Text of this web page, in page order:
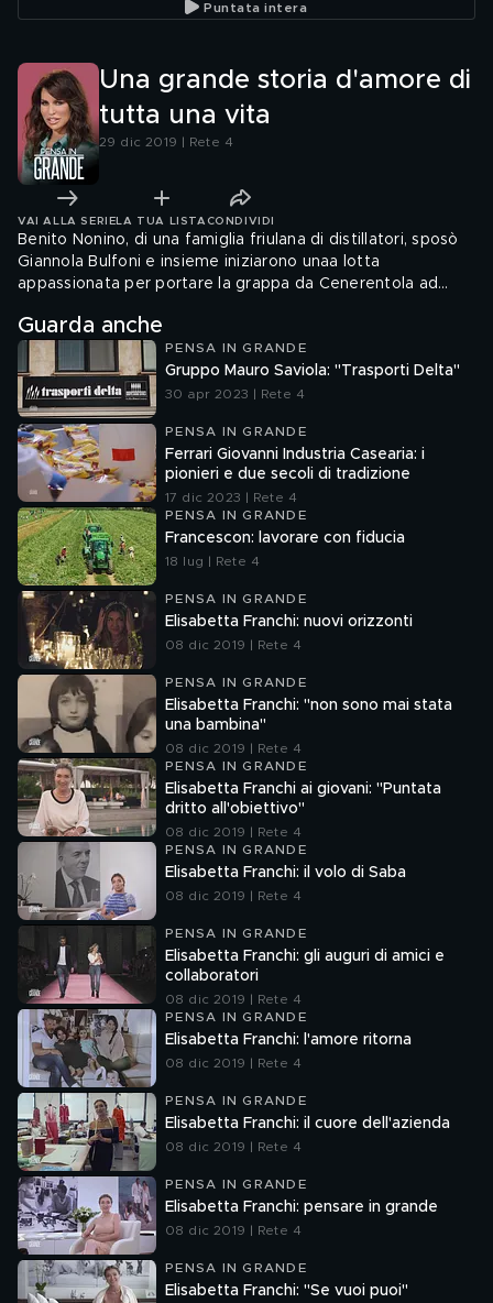
Puntata intera
Una grande storia d'amore di
tutta una vita
29 dic 2019 | Rete 4
VAI ALLA SERIE LA TUA LISTA CONDIVIDI
Benito Nonino, di una famiglia friulana di distillatori, sposò
Giannola Bulfoni e insieme iniziarono unaa lotta
appassionata per portare la grappa da Cenerentola ad
Guarda anche
PENSA IN GRANDE
Gruppo Mauro Saviola: "Trasporti Delta"
30 apr 2023 | Rete 4
PENSA IN GRANDE
Ferrari Giovanni Industria Casearia: i
pionieri e due secoli di tradizione
17 dic 2023 | Rete 4
PENSA IN GRANDE
Francescon: lavorare con fiducia
18 lug | Rete 4
PENSA IN GRANDE
Elisabetta Franchi: nuovi orizzonti
08 dic 2019 | Rete 4
PENSA IN GRANDE
Elisabetta Franchi: "non sono mai stata
una bambina"
08 dic 2019 | Rete 4
PENSA IN GRANDE
Elisabetta Franchi ai giovani: "Puntata
dritto all'obiettivo"
08 dic 2019 | Rete 4
PENSA IN GRANDE
Elisabetta Franchi: il volo di Saba
08 dic 2019 | Rete 4
PENSA IN GRANDE
Elisabetta Franchi: gli auguri di amici e
collaboratori
08 dic 2019 | Rete 4
PENSA IN GRANDE
Elisabetta Franchi: l'amore ritorna
08 dic 2019 | Rete 4
PENSA IN GRANDE
Elisabetta Franchi: il cuore dell'azienda
08 dic 2019 | Rete 4
PENSA IN GRANDE
Elisabetta Franchi: pensare in grande
08 dic 2019 | Rete 4
PENSA IN GRANDE
Elisabetta Franchi: "Se vuoi puoi"